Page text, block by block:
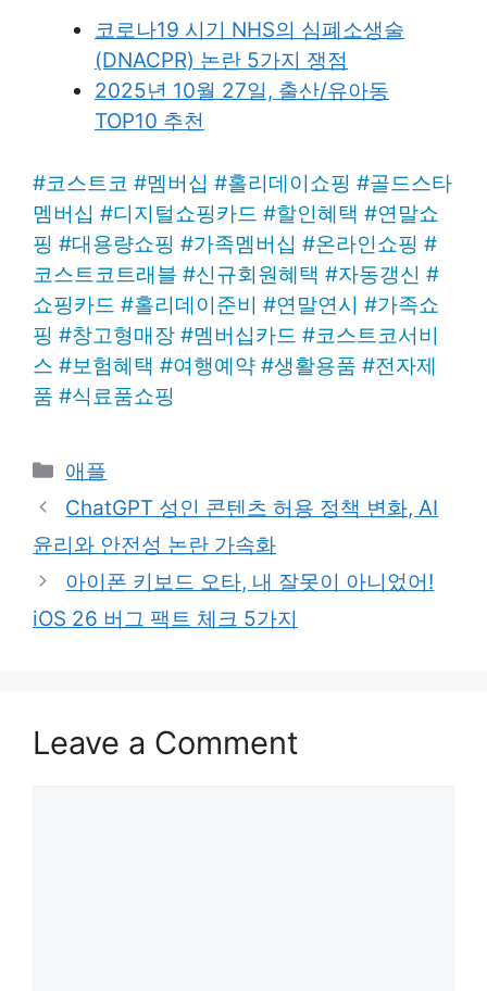
코로나19 시기 NHS의 심폐소생술
(DNACPR) 논란 5가지 쟁점
2025년 10월 27일, 출산/유아동
TOP10 추천
#코스트코 #멤버십 #홀리데이쇼핑 #골드스타
멤버십 #디지털쇼핑카드 #할인혜택 #연말쇼
핑 #대용량쇼핑 #가족멤버십 #온라인쇼핑 #
코스트코트래블 #신규회원혜택 #자동갱신 #
쇼핑카드 #홀리데이준비 #연말연시 #가족쇼
핑 #창고형매장 #멤버십카드 #코스트코서비
스 #보험혜택 #여행예약 #생활용품 #전자제
품 #식료품쇼핑
Categories
애플
ChatGPT 성인 콘텐츠 허용 정책 변화, AI
윤리와 안전성 논란 가속화
아이폰 키보드 오타, 내 잘못이 아니었어!
iOS 26 버그 팩트 체크 5가지
Leave a Comment